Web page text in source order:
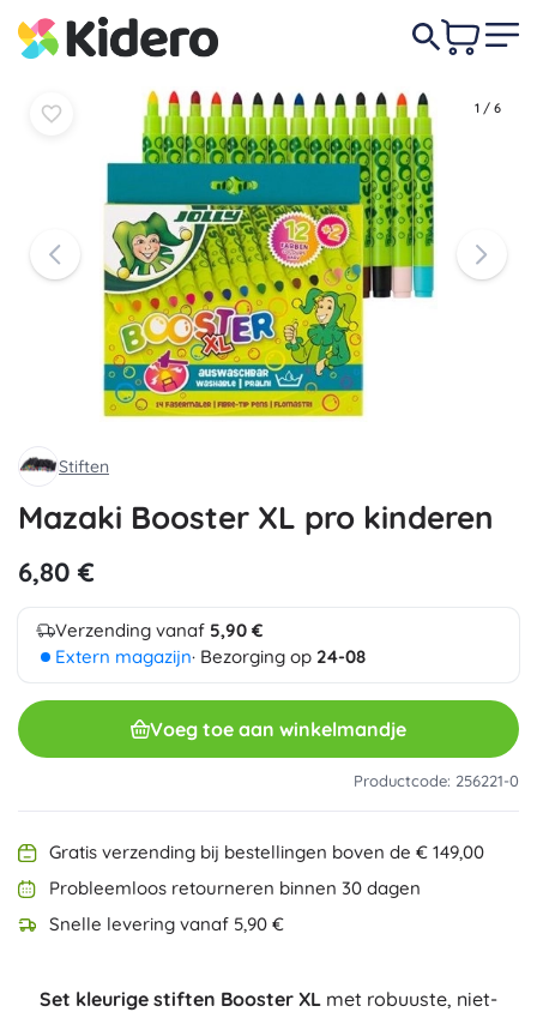
1 / 6
Stiften
Mazaki Booster XL pro kinderen
6,80 €
Verzending vanaf 5,90 €
Extern magazijn· Bezorging op 24-08
Voeg toe aan winkelmandje
Productcode: 256221-0
Gratis verzending bij bestellingen boven de € 149,00
Probleemloos retourneren binnen 30 dagen
Snelle levering vanaf 5,90 €
Set kleurige stiften Booster XL met robuuste, niet-
6,80 €
In